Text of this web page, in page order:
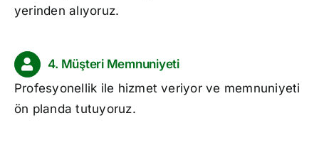
yerinden alıyoruz.
4. Müşteri Memnuniyeti
Profesyonellik ile hizmet veriyor ve memnuniyeti
ön planda tutuyoruz.